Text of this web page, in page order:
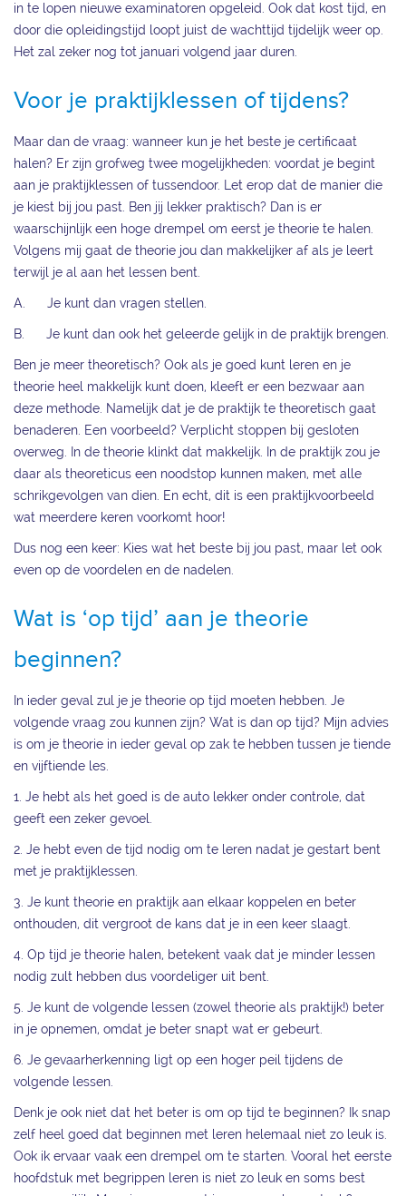
in te lopen nieuwe examinatoren opgeleid. Ook dat kost tijd, en
door die opleidingstijd loopt juist de wachttijd tijdelijk weer op.
Het zal zeker nog tot januari volgend jaar duren.
Voor je praktijklessen of tijdens?
Maar dan de vraag: wanneer kun je het beste je certificaat
halen? Er zijn grofweg twee mogelijkheden: voordat je begint
aan je praktijklessen of tussendoor. Let erop dat de manier die
je kiest bij jou past. Ben jij lekker praktisch? Dan is er
waarschijnlijk een hoge drempel om eerst je theorie te halen.
Volgens mij gaat de theorie jou dan makkelijker af als je leert
terwijl je al aan het lessen bent.
A. Je kunt dan vragen stellen.
B. Je kunt dan ook het geleerde gelijk in de praktijk brengen.
Ben je meer theoretisch? Ook als je goed kunt leren en je
theorie heel makkelijk kunt doen, kleeft er een bezwaar aan
deze methode. Namelijk dat je de praktijk te theoretisch gaat
benaderen. Een voorbeeld? Verplicht stoppen bij gesloten
overweg. In de theorie klinkt dat makkelijk. In de praktijk zou je
daar als theoreticus een noodstop kunnen maken, met alle
schrikgevolgen van dien. En echt, dit is een praktijkvoorbeeld
wat meerdere keren voorkomt hoor!
Dus nog een keer: Kies wat het beste bij jou past, maar let ook
even op de voordelen en de nadelen.
Wat is ‘op tijd’ aan je theorie
beginnen?
In ieder geval zul je je theorie op tijd moeten hebben. Je
volgende vraag zou kunnen zijn? Wat is dan op tijd? Mijn advies
is om je theorie in ieder geval op zak te hebben tussen je tiende
en vijftiende les.
1. Je hebt als het goed is de auto lekker onder controle, dat
geeft een zeker gevoel.
2. Je hebt even de tijd nodig om te leren nadat je gestart bent
met je praktijklessen.
3. Je kunt theorie en praktijk aan elkaar koppelen en beter
onthouden, dit vergroot de kans dat je in een keer slaagt.
4. Op tijd je theorie halen, betekent vaak dat je minder lessen
nodig zult hebben dus voordeliger uit bent.
5. Je kunt de volgende lessen (zowel theorie als praktijk!) beter
in je opnemen, omdat je beter snapt wat er gebeurt.
6. Je gevaarherkenning ligt op een hoger peil tijdens de
volgende lessen.
Denk je ook niet dat het beter is om op tijd te beginnen? Ik snap
zelf heel goed dat beginnen met leren helemaal niet zo leuk is.
Ook ik ervaar vaak een drempel om te starten. Vooral het eerste
hoofdstuk met begrippen leren is niet zo leuk en soms best